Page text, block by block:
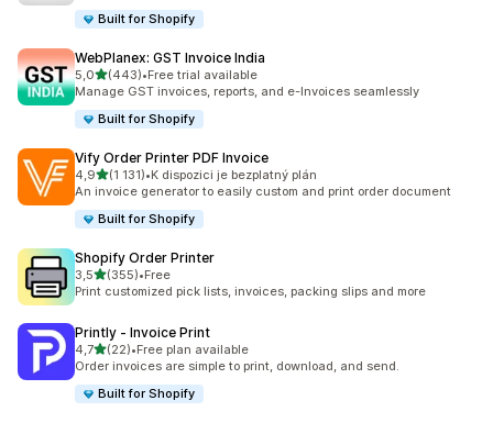
Built for Shopify
WebPlanex: GST Invoice India
5,0z 5 hvězd
(443)
Celkový počet recenzí: 443
•Free trial available
Manage GST invoices, reports, and e-Invoices seamlessly
Built for Shopify
Vify Order Printer PDF Invoice
4,9z 5 hvězd
(1 131)
Celkový počet recenzí: 1131
•K dispozici je bezplatný plán
An invoice generator to easily custom and print order document
Built for Shopify
Shopify Order Printer
3,5z 5 hvězd
(355)
Celkový počet recenzí: 355
•Free
Print customized pick lists, invoices, packing slips and more
Printly ‑ Invoice Print
4,7z 5 hvězd
(22)
Celkový počet recenzí: 22
•Free plan available
Order invoices are simple to print, download, and send.
Built for Shopify